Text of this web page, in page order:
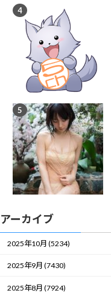
アーカイブ
2025年10月 (5234)
2025年9月 (7430)
2025年8月 (7924)